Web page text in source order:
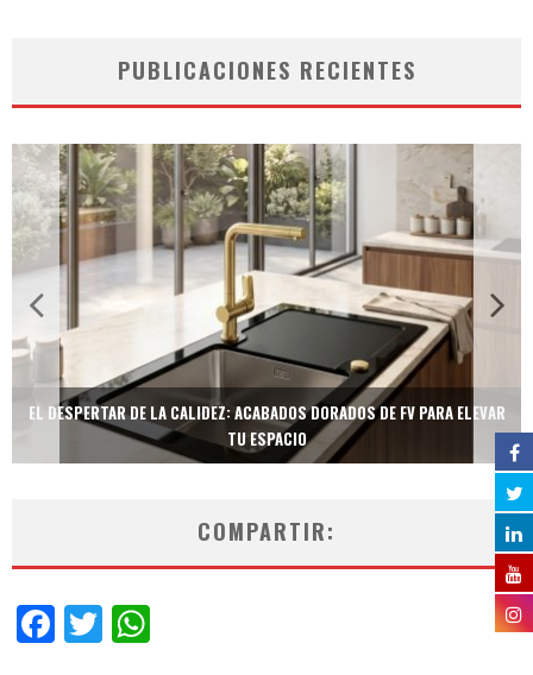
PUBLICACIONES RECIENTES
EL DESPERTAR DE LA CALIDEZ: ACABADOS DORADOS DE FV PARA ELEVAR
TU ESPACIO
COMPARTIR:
Facebook
Twitter